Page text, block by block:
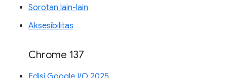
Sorotan lain-lain
Aksesibilitas
Chrome 137